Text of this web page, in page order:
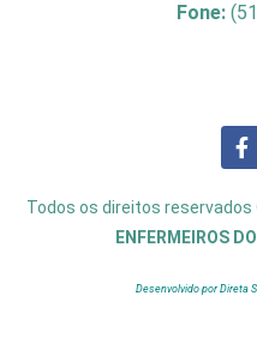
Fone:
Todos os direitos reservados
ENFERMEIROS
Desenvolvido por Direta